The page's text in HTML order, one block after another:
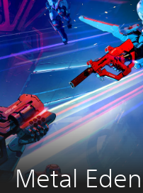
Metal Eden